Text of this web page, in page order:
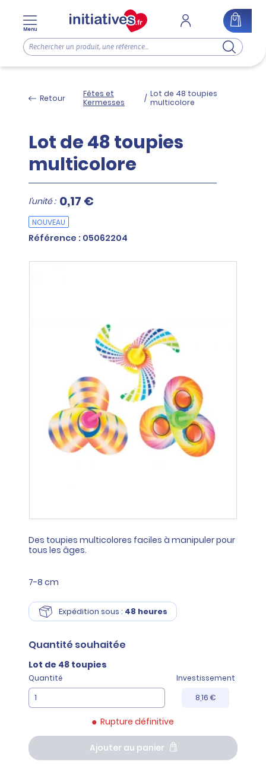
Menu
Retour
Fêtes et
Kermesses
/ Lot de 48 toupies
multicolore
Lot de 48 toupies
multicolore
l'unité : 0,17 €
NOUVEAU
Référence : 05062204
Des toupies multicolores faciles à manipuler pour
tous les âges.
7-8 cm
Expédition sous : 48 heures
Quantité souhaitée
Lot de 48 toupies
Quantité
Investissement
8,16 €
Rupture définitive
Ajouter au panier